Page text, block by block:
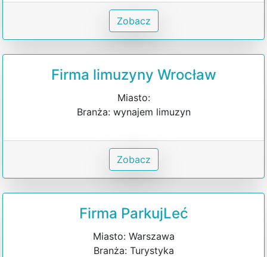
Zobacz
Firma limuzyny Wrocław
Miasto:
Branża: wynajem limuzyn
Zobacz
Firma ParkujLeć
Miasto: Warszawa
Branża: Turystyka